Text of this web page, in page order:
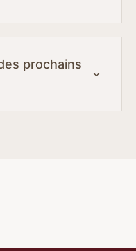
prochains